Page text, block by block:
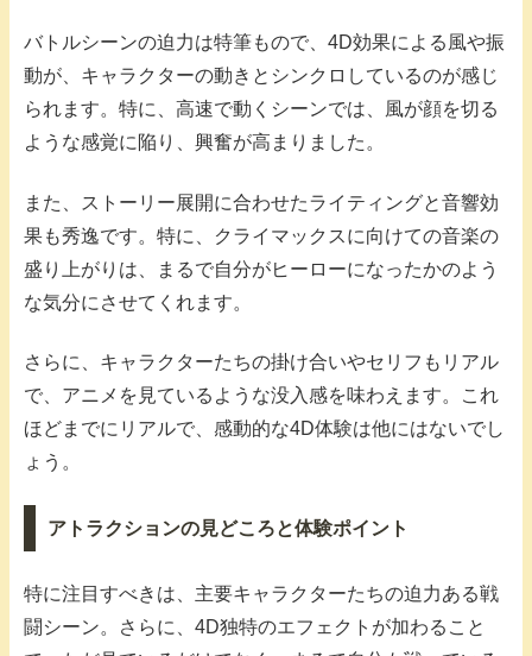
バトルシーンの迫力は特筆もので、4D効果による風や振
動が、キャラクターの動きとシンクロしているのが感じ
られます。特に、高速で動くシーンでは、風が顔を切る
ような感覚に陥り、興奮が高まりました。
また、ストーリー展開に合わせたライティングと音響効
果も秀逸です。特に、クライマックスに向けての音楽の
盛り上がりは、まるで自分がヒーローになったかのよう
な気分にさせてくれます。
さらに、キャラクターたちの掛け合いやセリフもリアル
で、アニメを見ているような没入感を味わえます。これ
ほどまでにリアルで、感動的な4D体験は他にはないでし
ょう。
アトラクションの見どころと体験ポイント
特に注目すべきは、主要キャラクターたちの迫力ある戦
闘シーン。さらに、4D独特のエフェクトが加わること